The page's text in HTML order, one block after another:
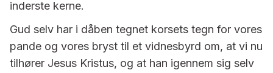
inderste kerne.
Gud selv har i dåben tegnet korsets tegn for vores
pande og vores bryst til et vidnesbyrd om, at vi nu
tilhører Jesus Kristus, og at han igennem sig selv